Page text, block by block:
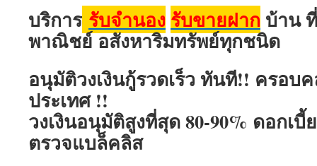
บริการ รับจำนอง รับขายฝาก บ้าน
พาณิชย์ อสังหาริมทรัพย์ทุกชนิด
อนุมัติวงเงินกู้รวดเร็ว ทันที!! ครอบ
ประเทศ !!
วงเงินอนุมัติสูงที่สุด 80-90% ดอกเ
ตรวจแบล็คลิส